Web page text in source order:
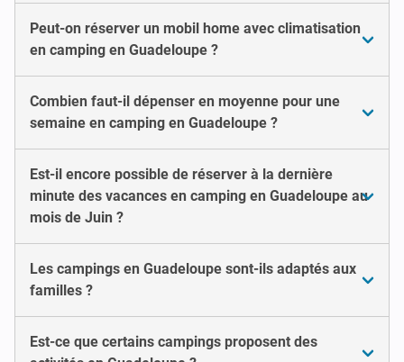
Peut-on réserver un mobil home avec climatisation
en camping en Guadeloupe ?
Combien faut-il dépenser en moyenne pour une
semaine en camping en Guadeloupe ?
Est-il encore possible de réserver à la dernière
minute des vacances en camping en Guadeloupe au
mois de Juin ?
Les campings en Guadeloupe sont-ils adaptés aux
familles ?
Est-ce que certains campings proposent des